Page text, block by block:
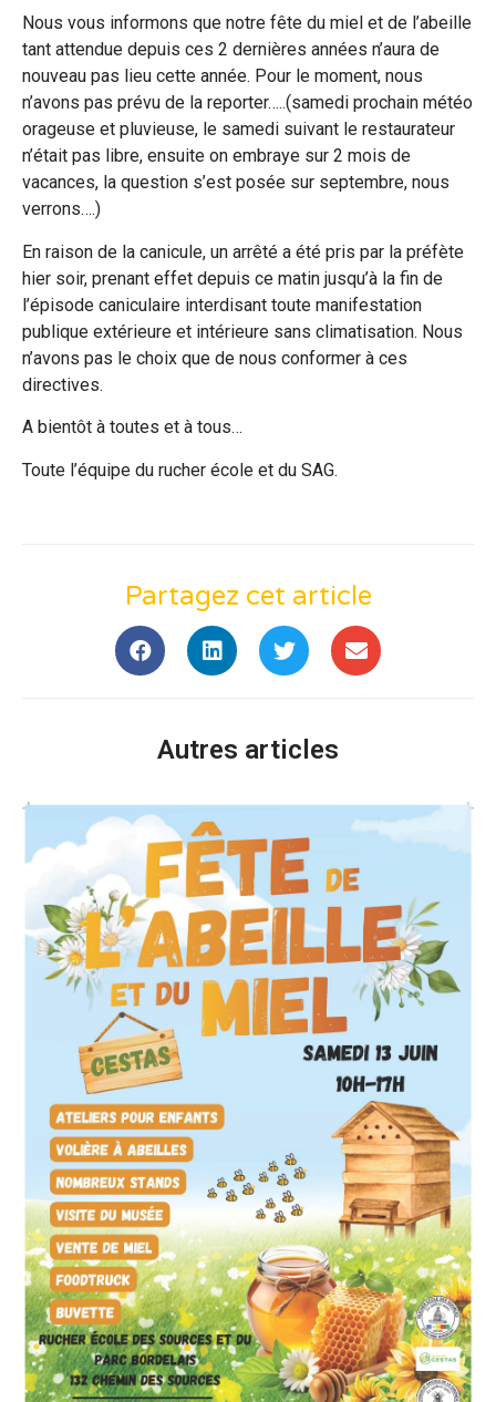
Nous vous informons que notre fête du miel et de l’abeille
tant attendue depuis ces 2 dernières années n’aura de
nouveau pas lieu cette année. Pour le moment, nous
n’avons pas prévu de la reporter…..(samedi prochain météo
orageuse et pluvieuse, le samedi suivant le restaurateur
n’était pas libre, ensuite on embraye sur 2 mois de
vacances, la question s’est posée sur septembre, nous
verrons….)
En raison de la canicule, un arrêté a été pris par la préfète
hier soir, prenant effet depuis ce matin jusqu’à la fin de
l’épisode caniculaire interdisant toute manifestation
publique extérieure et intérieure sans climatisation. Nous
n’avons pas le choix que de nous conformer à ces
directives.
A bientôt à toutes et à tous…
Toute l’équipe du rucher école et du SAG.
Partagez cet article
Autres articles